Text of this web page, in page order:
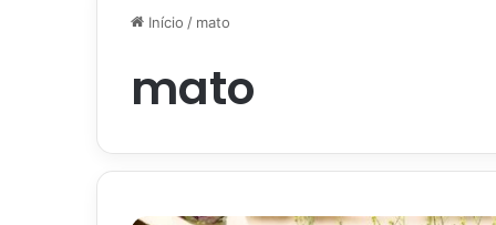
Início / mato
mato